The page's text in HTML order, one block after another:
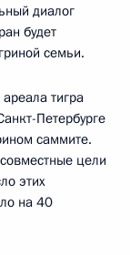
диалог
будет
семьи.
тигра
Петербурге
саммите.
цели
этих
на 40